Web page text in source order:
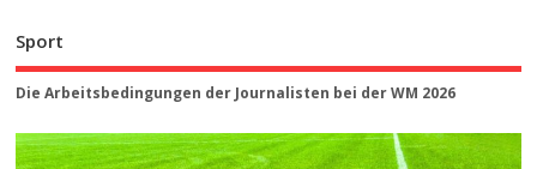
Sport
Die Arbeitsbedingungen der Journalisten bei der WM 2026